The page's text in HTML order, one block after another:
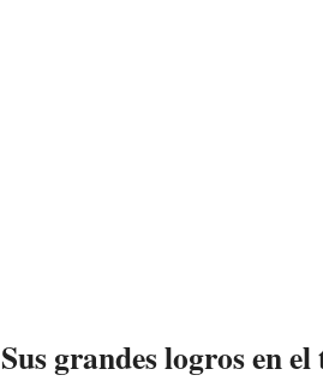
Sus grandes logros en el